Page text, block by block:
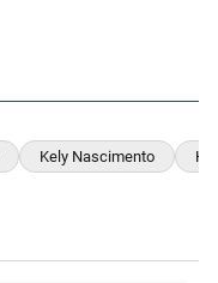
Kely Nascimento